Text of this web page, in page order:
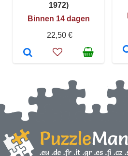
1972)
Binnen 14 dagen
22,50 €